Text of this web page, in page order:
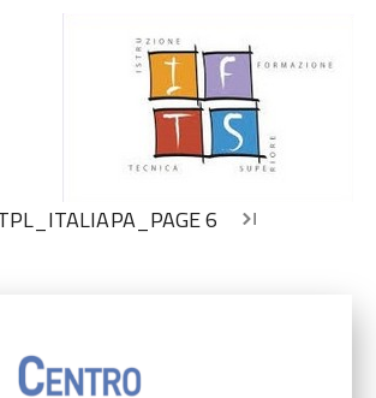
6 chevron_right
last_page